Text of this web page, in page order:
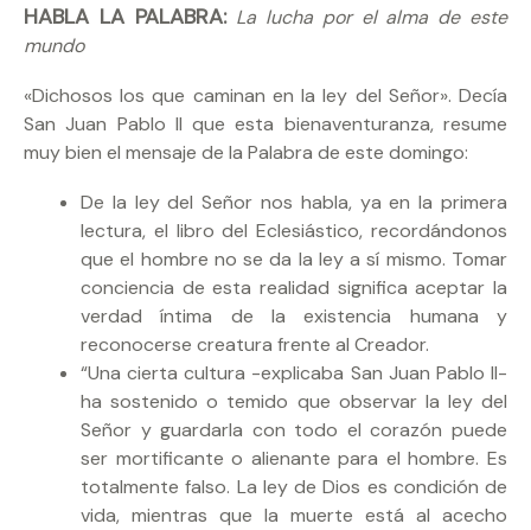
HABLA LA PALABRA: La lucha por el alma de este
mundo
«Dichosos los que caminan en la ley del Señor». Decía
San Juan Pablo II que esta bienaventuranza, resume
muy bien el mensaje de la Palabra de este domingo:
De la ley del Señor nos habla, ya en la primera
lectura, el libro del Eclesiástico, recordándonos
que el hombre no se da la ley a sí mismo. Tomar
conciencia de esta realidad significa aceptar la
verdad íntima de la existencia humana y
reconocerse creatura frente al Creador.
“Una cierta cultura -explicaba San Juan Pablo II-
ha sostenido o temido que observar la ley del
Señor y guardarla con todo el corazón puede
ser mortificante o alienante para el hombre. Es
totalmente falso. La ley de Dios es condición de
vida, mientras que la muerte está al acecho